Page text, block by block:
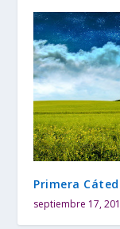
Primera
septiembre 17,